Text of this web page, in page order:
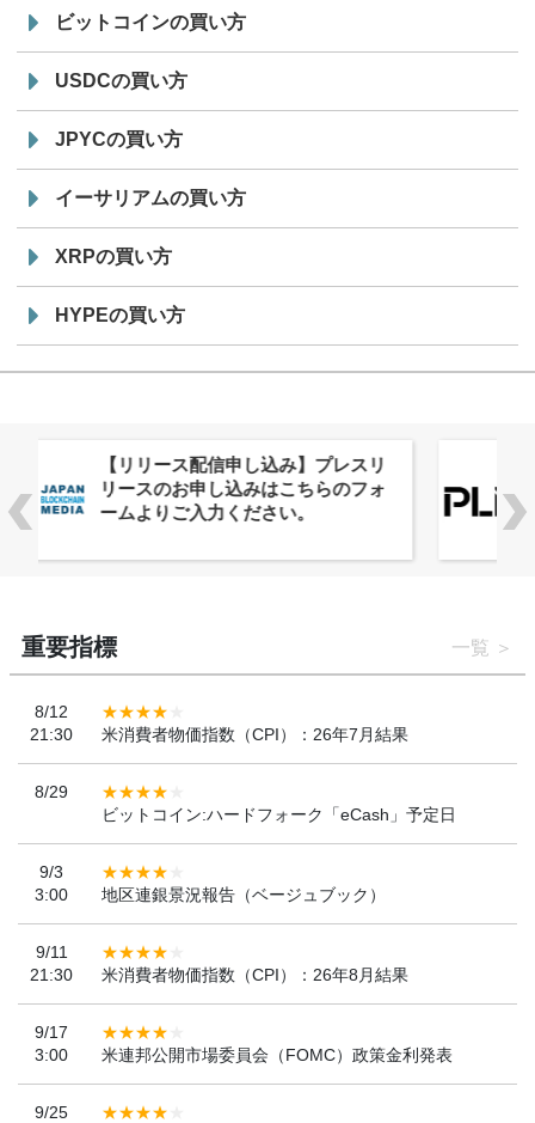
ビットコインの買い方
USDCの買い方
JPYCの買い方
イーサリアムの買い方
XRPの買い方
HYPEの買い方
株式会社PlnX、アジア最大級のグロ
ーバルWeb3カンファレンス
「WebX2026」とのコラボレーショ
重要指標 一覧
8/12
21:30
米消費者物価指数（CPI）：26年7月結果
8/29
ビットコイン:ハードフォーク「eCash」予定日
9/3
3:00
地区連銀景況報告（ベージュブック）
9/11
21:30
米消費者物価指数（CPI）：26年8月結果
9/17
3:00
米連邦公開市場委員会（FOMC）政策金利発表
9/25